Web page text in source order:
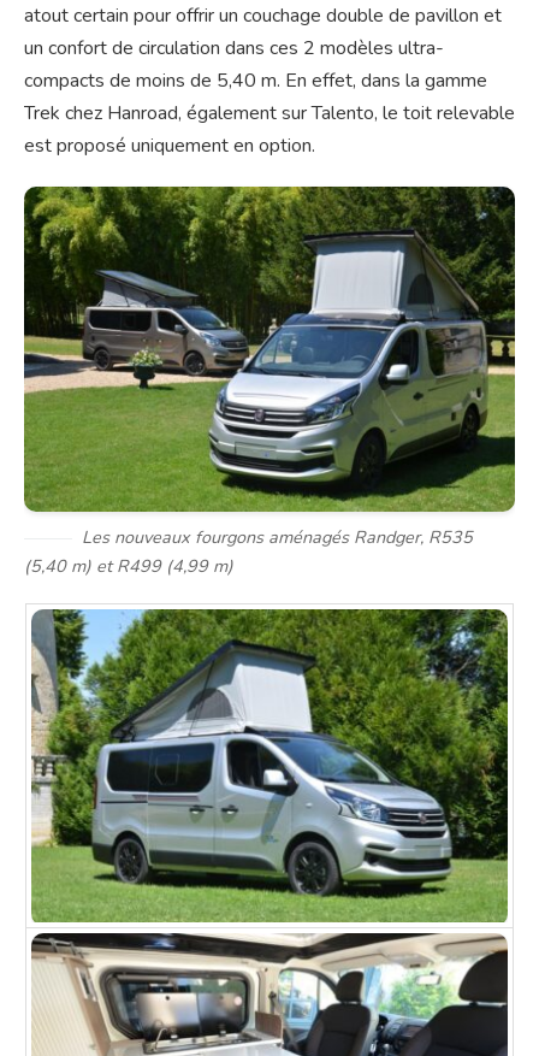
atout certain pour offrir un couchage double de pavillon et
un confort de circulation dans ces 2 modèles ultra-
compacts de moins de 5,40 m. En effet, dans la gamme
Trek chez Hanroad, également sur Talento, le toit relevable
est proposé uniquement en option.
Les nouveaux fourgons aménagés Randger, R535
(5,40 m) et R499 (4,99 m)